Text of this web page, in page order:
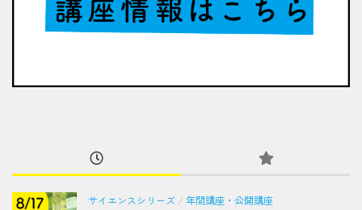
サイエンスシリーズ / 年間講座・公開講座